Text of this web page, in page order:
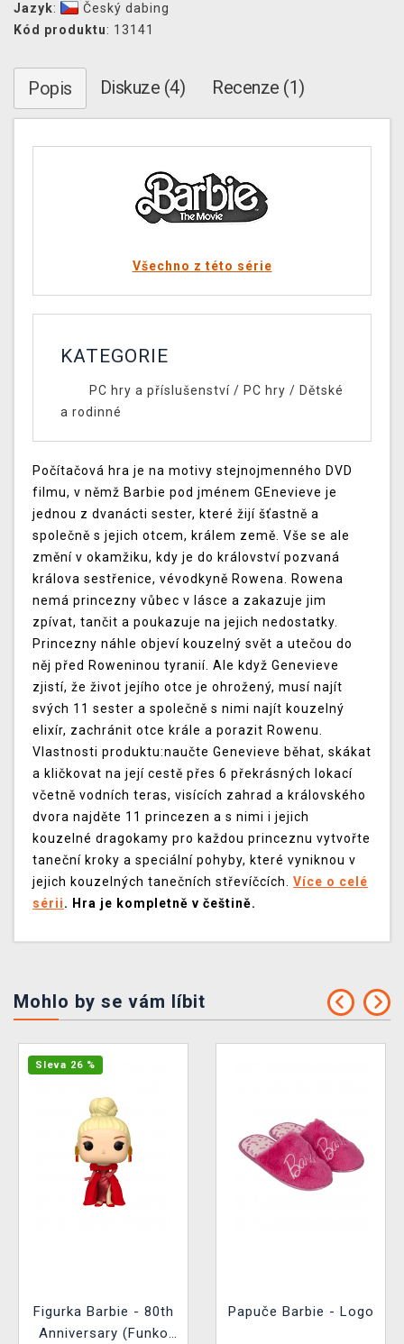
Jazyk:
Český dabing
Kód produktu: 13141
Popis Diskuze (4) Recenze (1)
Všechno z této série
KATEGORIE
PC hry a příslušenství/ PC hry / Dětské
a rodinné
Počítačová hra je na motivy stejnojmenného DVD
filmu, v němž Barbie pod jménem GEnevieve je
jednou z dvanácti sester, které žijí šťastně a
společně s jejich otcem, králem země. Vše se ale
změní v okamžiku, kdy je do království pozvaná
králova sestřenice, vévodkyně Rowena. Rowena
nemá princezny vůbec v lásce a zakazuje jim
zpívat, tančit a poukazuje na jejich nedostatky.
Princezny náhle objeví kouzelný svět a utečou do
něj před Roweninou tyranií. Ale když Genevieve
zjistí, že život jejího otce je ohrožený, musí najít
svých 11 sester a společně s nimi najít kouzelný
elixír, zachránit otce krále a porazit Rowenu.
Vlastnosti produktu:naučte Genevieve běhat, skákat
a kličkovat na její cestě přes 6 překrásných lokací
včetně vodních teras, visících zahrad a královského
dvora najděte 11 princezen a s nimi i jejich
kouzelné dragokamy pro každou princeznu vytvořte
taneční kroky a speciální pohyby, které vyniknou v
jejich kouzelných tanečních střevíčcích. Více o celé
sérii. Hra je kompletně v češtině.
Mohlo by se vám líbit
Sleva 26 %
Figurka Barbie - 80th
Anniversary (Funko
Papuče Barbie - Logo